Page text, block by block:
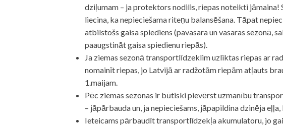
dziļumam – ja protektors nodilis, riepas noteikti jāmaina!
liecina, ka nepieciešama riteņu balansēšana. Tāpat
atbilstošs gaisa spiediens (pavasara un vasaras sezonā,
paaugstināt gaisa spiedienu riepās).
Ja ziemas sezonā transportlīdzeklim uzliktas riepas ar
nomainīt riepas, jo Latvijā ar radžotām riepām atļauts
1.maijam.
Pēc ziemas sezonas ir būtiski pievērst uzmanību
– jāpārbauda un, ja nepieciešams, jāpapildina dzinēja
Ieteicams pārbaudīt transportlīdzekļa akumulatoru, jo